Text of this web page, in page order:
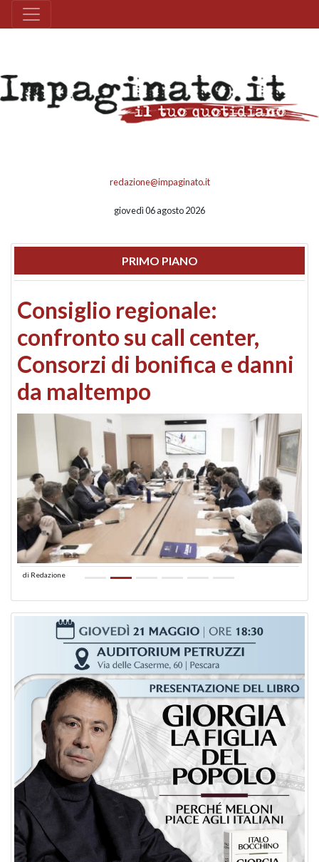
redazione@impaginato.it
giovedì 06 agosto 2026
PRIMO PIANO
Consiglio regionale:
confronto su call center,
Consorzi di bonifica e danni
da maltempo
di Redazione